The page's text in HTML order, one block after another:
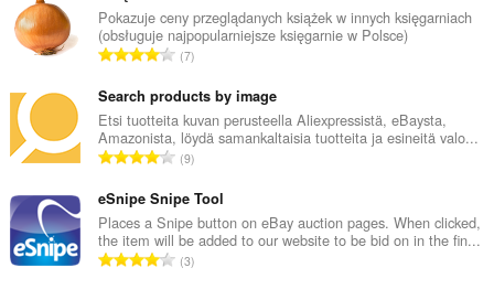
y
h
e
e
n
s
:
i
o
i
a
y
h
e
e
n
s
Pokazuje ceny przeglądanych książek w innych księgarniach
(obsługuje najpopularniejsze księgarnie w Polsce)
A
v
i
o
i
a
y
h
7
Search products by image
Etsi tuotteita kuvan perusteella Aliexpressistä, eBaysta,
Amazonista, löydä samankaltaisia tuotteita ja esineitä valo...
A
v
i
o
i
9
eSnipe Snipe Tool
Places a Snipe button on eBay auction pages. When clicked,
the item will be added to our website to be bid on in the fin...
A3